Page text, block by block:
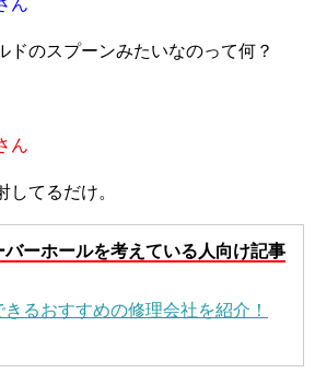
ん
ドのスプーンみたいなのって何？
ん
てるだけ。
ーホールを考えている人向け記事
るおすすめの修理会社を紹介！